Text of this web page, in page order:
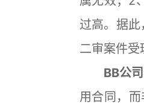
过高。据此
二审案件受
BB公
用合同，